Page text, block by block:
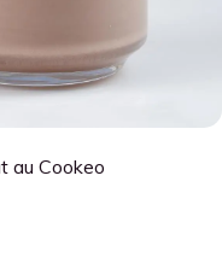
au Cookeo